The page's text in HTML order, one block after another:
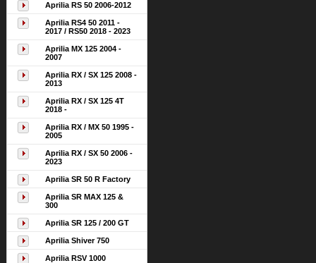
Aprilia RS 50 2006-2012
Aprilia RS4 50 2011 -
2017 / RS50 2018 - 2023
Aprilia MX 125 2004 -
2007
Aprilia RX / SX 125 2008 -
2013
Aprilia RX / SX 125 4T
2018 -
Aprilia RX / MX 50 1995 -
2005
Aprilia RX / SX 50 2006 -
2023
Aprilia SR 50 R Factory
Aprilia SR MAX 125 &
300
Aprilia SR 125 / 200 GT
Aprilia Shiver 750
Aprilia RSV 1000